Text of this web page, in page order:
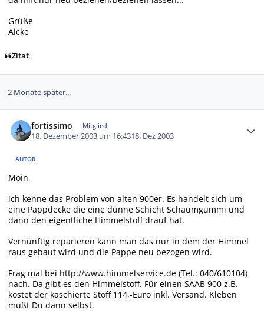
Grüße
Aicke
Zitat
2 Monate später...
fortissimo Mitglied
18. Dezember 2003 um 16:4318. Dez 2003
AUTOR
Moin,
ich kenne das Problem von alten 900er. Es handelt sich um
eine Pappdecke die eine dünne Schicht Schaumgummi und
dann den eigentliche Himmelstoff drauf hat.
Vernünftig reparieren kann man das nur in dem der Himmel
raus gebaut wird und die Pappe neu bezogen wird.
Frag mal bei http://www.himmelservice.de (Tel.: 040/610104)
nach. Da gibt es den Himmelstoff. Für einen SAAB 900 z.B.
kostet der kaschierte Stoff 114,-Euro inkl. Versand. Kleben
mußt Du dann selbst.